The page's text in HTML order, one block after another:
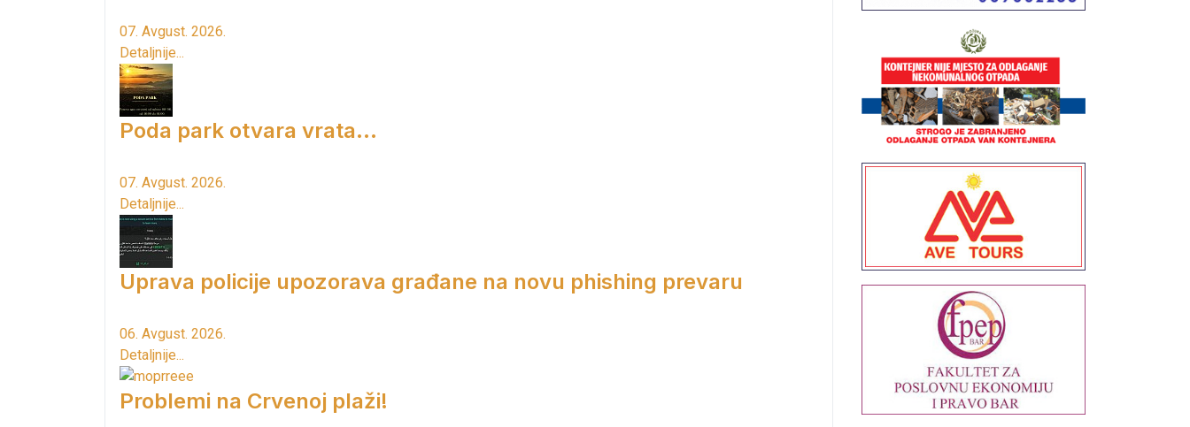
07. Avgust. 2026.
Detaljnije...
Poda park otvara vrata...
07. Avgust. 2026.
Detaljnije...
Uprava policije upozorava građane na novu phishing prevaru
06. Avgust. 2026.
Detaljnije...
Problemi na Crvenoj plaži!